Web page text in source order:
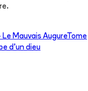
Le Mauvais AugureTome
d'un dieu